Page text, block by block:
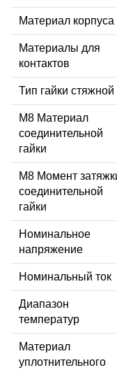
Материал корпуса
Материалы для
контактов
Тип гайки стяжной
М8 Материал
соединительной
гайки
M8 Момент
соединительной
гайки
Номинальное
напряжение
Номинальный ток
Диапазон
температур
Материал
уплотнительного